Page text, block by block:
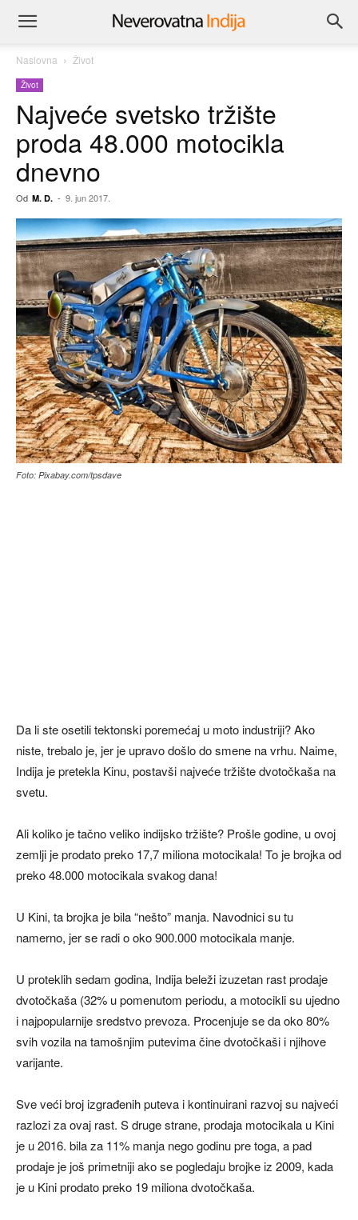
Naslovna Život
Život
Najveće svetsko tržište
proda 48.000 motocikla
dnevno
Od M. D. - 9. jun 2017.
Foto: Pixabay.com/tpsdave
Da li ste osetili tektonski poremećaj u moto industriji? Ako
niste, trebalo je, jer je upravo došlo do smene na vrhu. Naime,
Indija je pretekla Kinu, postavši najveće tržište dvotočkaša na
svetu.
Ali koliko je tačno veliko indijsko tržište? Prošle godine, u ovoj
zemlji je prodato preko 17,7 miliona motocikala! To je brojka od
preko 48.000 motocikala svakog dana!
U Kini, ta brojka je bila “nešto” manja. Navodnici su tu
namerno, jer se radi o oko 900.000 motocikala manje.
U proteklih sedam godina, Indija beleži izuzetan rast prodaje
dvotočkaša (32% u pomenutom periodu, a motocikli su ujedno
i najpopularnije sredstvo prevoza. Procenjuje se da oko 80%
svih vozila na tamošnjim putevima čine dvotočkaši i njihove
varijante.
Sve veći broj izgrađenih puteva i kontinuirani razvoj su najveći
razlozi za ovaj rast. S druge strane, prodaja motocikala u Kini
je u 2016. bila za 11% manja nego godinu pre toga, a pad
prodaje je još primetniji ako se pogledaju brojke iz 2009, kada
je u Kini prodato preko 19 miliona dvotočkaša.